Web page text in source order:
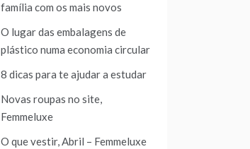
família com os mais novos
O lugar das embalagens de
plástico numa economia circular
8 dicas para te ajudar a estudar
Novas roupas no site,
Femmeluxe
O que vestir, Abril – Femmeluxe